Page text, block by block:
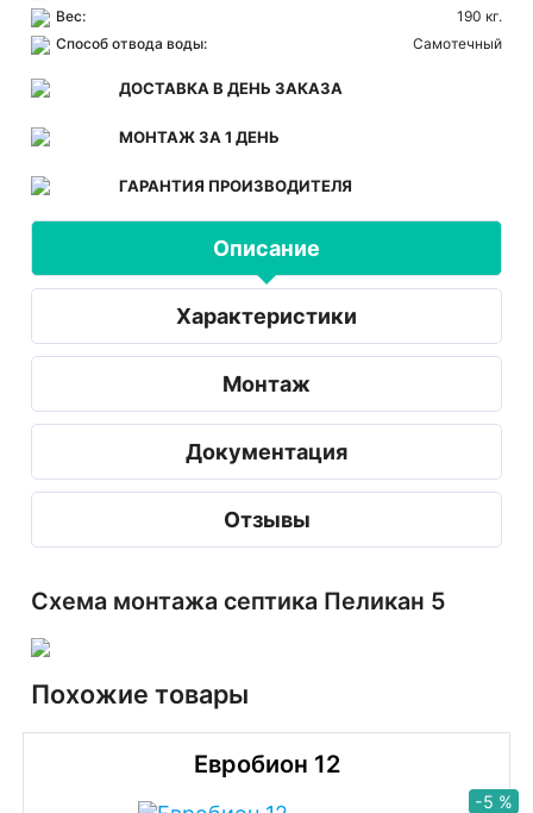
Вес:
190 кг.
Способ отвода воды:
Самотечный
ДОСТАВКА В ДЕНЬ ЗАКАЗА
МОНТАЖ ЗА 1 ДЕНЬ
ГАРАНТИЯ ПРОИЗВОДИТЕЛЯ
Описание
Характеристики
Монтаж
Документация
Отзывы
Схема монтажа септика Пеликан 5
Похожие товары
Евробион 12
-5 %